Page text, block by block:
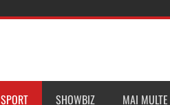
SPORT SHOWBIZ MAI MULTE